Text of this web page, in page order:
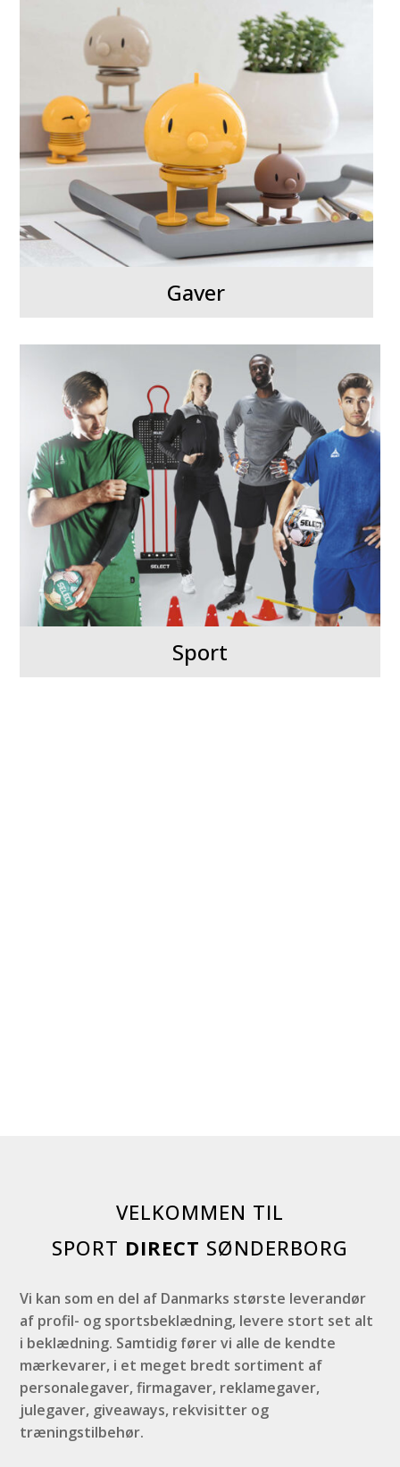
Gaver
Sport
VELKOMMEN TIL
SPORT DIRECT SØNDERBORG
Vi kan som en del af Danmarks største leverandør
af profil- og sportsbeklædning, levere stort set alt
i beklædning. Samtidig fører vi alle de kendte
mærkevarer, i et meget bredt sortiment af
personalegaver, firmagaver, reklamegaver,
julegaver, giveaways, rekvisitter og
træningstilbehør.